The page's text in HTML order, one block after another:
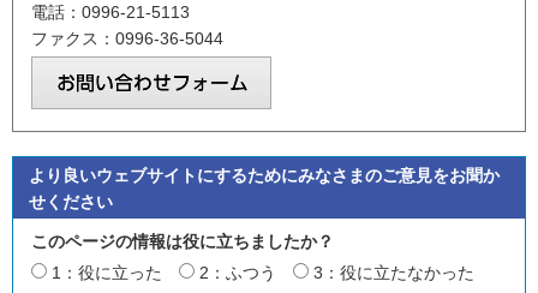
電話：0996-21-5113
ファクス：0996-36-5044
より良いウェブサイトにするためにみなさまのご意見をお聞か
せください
このページの情報は役に立ちましたか？
1：役に立った
2：ふつう
3：役に立たなかった